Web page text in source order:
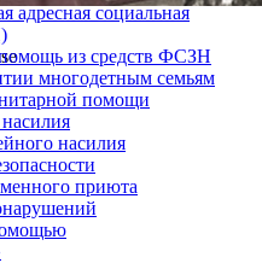
адресная социальная
из средств ФСЗН
многодетным семьям
помощи
насилия
приюта